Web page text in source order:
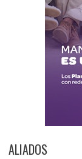
ALIADOS